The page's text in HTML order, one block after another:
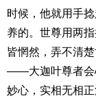
时候，他就用手
养的。世尊用两
皆惘然，弄不清
——大迦叶尊者会
妙心，实相无相